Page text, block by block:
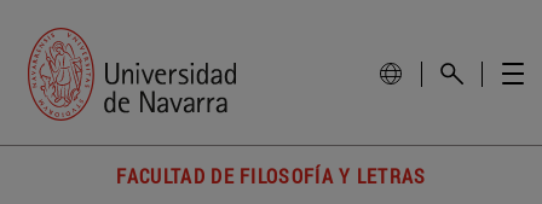
FACULTAD DE FILOSOFÍA Y LETRAS